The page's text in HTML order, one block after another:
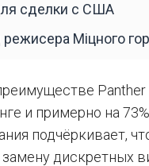
сделки с США
Міцного
Panther
и примерно на
подчёркивает,
дискретных